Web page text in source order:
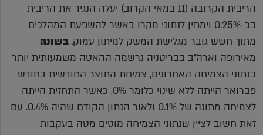
הריבית הקרובה (11 במאי הקרוב) יעלה הנגיד את הריבית
בכ-0.25% וימתין לנתוני מקרו באשר להשפעת המהלכים
מתוך חשש גובר מגלישת המשק למיתון עמוק. בשונה
מאירופה וארה"ב בבריטניה נרשמה ההאטה משמעותית יותר
בנתוני הצמיחה האחרונים, צמיחת התוצר החודשית בחודש
פברואר הייתה ללא שינוי כלומר 0%, כאשר התחזית הייתה
לצמיחה מתונה של 0.1% ולאור הנתון הקודם שהיה 0.4%. עם
זאת חשוב לציין שנתוני הצמיחה מוטים מטה בעקבות